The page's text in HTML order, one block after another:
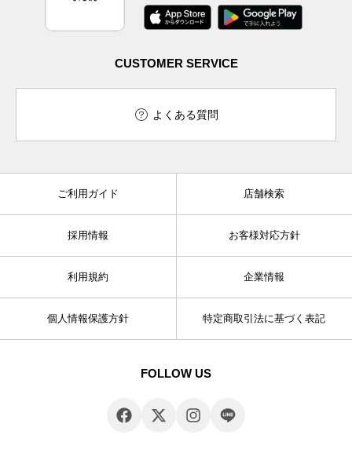
CUSTOMER SERVICE
よくある質問
ご利用ガイド 店舗検索
採用情報 お客様対応方針
利用規約 企業情報
個人情報保護方針 特定商取引法に基づく表記
FOLLOW US